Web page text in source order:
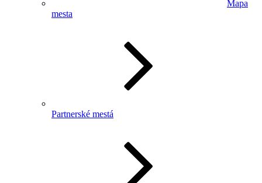
Mapa
mesta
Partnerské mestá